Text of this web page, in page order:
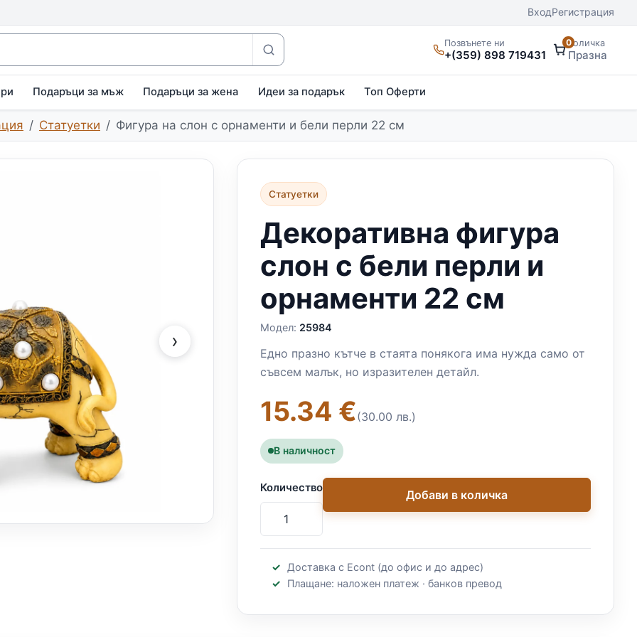
ВходРегистрация
Позвънете ни
+(359) 898 719431
0Количка
Празна
Подаръци за мъж Подаръци за жена Идеи за подарък Топ Оферти
Статуетки Фигура на слон с орнаменти и бели перли 22 см
›
Статуетки
Декоративна фигура
слон с бели перли и
орнаменти 22 см
Модел: 25984
Едно празно кътче в стаята понякога има нужда само от
съвсем малък, но изразителен детайл.
15.34 €(30.00 лв.)
В наличност
Количество Добави в количка
Доставка с Econt (до офис и до адрес)
Плащане: наложен платеж · банков превод